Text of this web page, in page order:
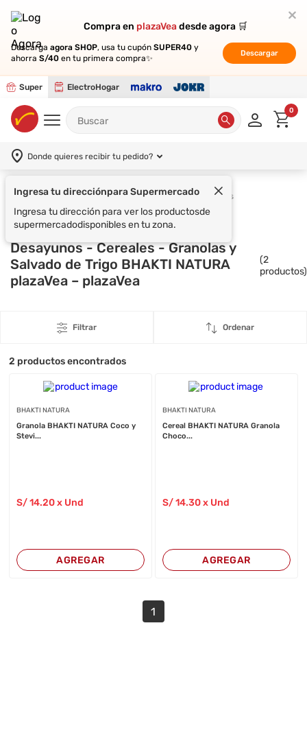
Compra en plazaVeadesde agora 🛒
Descarga agora SHOP, usa tu cupón SUPER40 y
ahorra S/40 en tu primera compra✨
Descargar
Super ElectroHogar
Compra en plazaVeadesde agora 🛒
Descarga agora SHOP, usa tu cupón SUPER40 y
ahorra S/40 en tu primera compra✨
Descargar
0
Donde quieres recibir tu pedido?
Ingresa tu direcciónpara Supermercado
Ingresa tu dirección para ver los productosde
supermercadodisponibles en tu zona.
Supermercado Desayunos Cereales
Desayunos - Cereales - Granolas y
Salvado de Trigo BHAKTI NATURA
plazaVea – plazaVea
(2
productos)
Filtrar Ordenar
2 productos encontrados
BHAKTI NATURA
Granola BHAKTI NATURA Coco y
Stevi...
S/14.20 x Und
AGREGAR
BHAKTI NATURA
Cereal BHAKTI NATURA Granola
Choco...
S/14.30x Und
AGREGAR
1